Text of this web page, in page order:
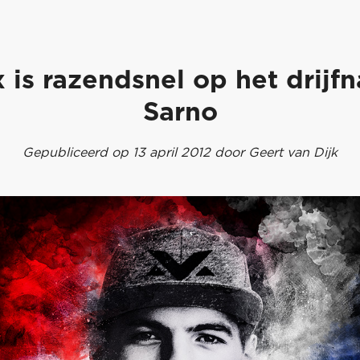
is razendsnel op het
Sarno
Gepubliceerd op 13 april 2012 door Geert van Dijk